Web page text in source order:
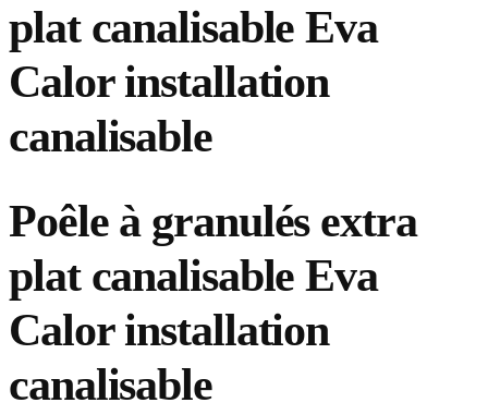
plat canalisable Eva
Calor installation
canalisable
Poêle à granulés extra
plat canalisable Eva
Calor installation
canalisable